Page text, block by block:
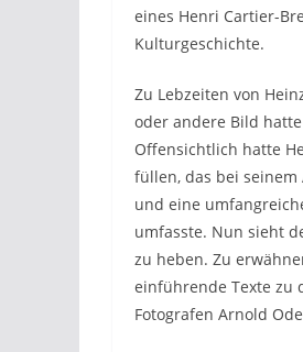
eines Henri Cartier-
Kulturgeschichte.
Zu Lebzeiten von
oder andere Bild
Offensichtlich hatte
füllen, das bei seinem
und eine
umfasste. Nun sieht
zu heben. Zu
einführende Texte zu
Fotografen Arnold